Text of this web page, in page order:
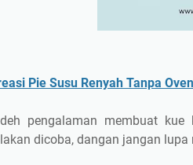
Pie Susu Renyah Tanpa Oven
pengalaman membuat kue
dicoba, dangan jangan